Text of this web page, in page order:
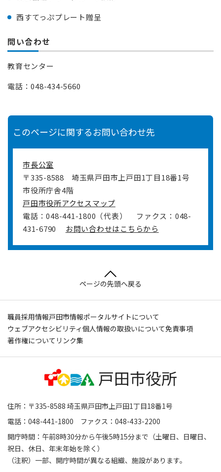
西すてっぷプレート贈呈
問い合わせ
教育センター
電話：048-434-5660
このページに関するお問い合わせ先
市長公室
〒335-8588
埼玉県戸田市上戸田1丁目18番1号
市役所庁舎4階
戸田市役所アクセスマップ
電話：048-441-1800（代表）
ファクス：048-
431-6790
お問い合わせはこちらから
ページの先頭へ戻る
職員採用情報戸田市情報ポータルサイトについて
ウェブアクセシビリティ個人情報の取扱いについて免責事項
著作権について リンク集
住所：〒335-8588 埼玉県戸田市上戸田1丁目18番1号
電話：048-441-1800 ファクス：048-433-2200
開庁時間：午前8時30分から午後5時15分まで（土曜日、日曜日、
祝日、休日、年末年始を除く）
（注釈）一部、開庁時間が異なる組織、施設があります。